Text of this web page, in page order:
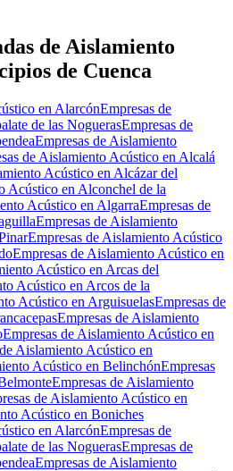
de Aislamiento
de Cuenca
en AlarcónEmpresas de
de las NoguerasEmpresas de
Empresas de Aislamiento
de Aislamiento Acústico en Alcalá
Acústico en Alcázar del
Acústico en Alconchel de la
Acústico en AlgarraEmpresas de
Empresas de Aislamiento
Empresas de Aislamiento Acústico
Empresas de Aislamiento Acústico en
Acústico en Arcas del
Acústico en Arcos de la
Acústico en ArguisuelasEmpresas de
Empresas de Aislamiento
Empresas de Aislamiento Acústico en
Aislamiento Acústico en
Acústico en BelinchónEmpresas
Empresas de Aislamiento
de Aislamiento Acústico en
Acústico en Boniches
en AlarcónEmpresas de
de las NoguerasEmpresas de
Empresas de Aislamiento